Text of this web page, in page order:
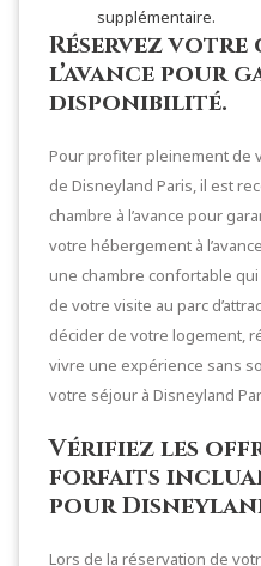
supplémentaire.
Réservez votre
l’avance pour
disponibilité.
Pour profiter pleinement de
de Disneyland Paris, il est
chambre à l’avance pour
votre hébergement à
une chambre confortable
de votre visite au parc
décider de votre logement,
vivre une expérience sans
votre séjour à Disneyland
Vérifiez les
forfaits
pour
Lors de la réservation de